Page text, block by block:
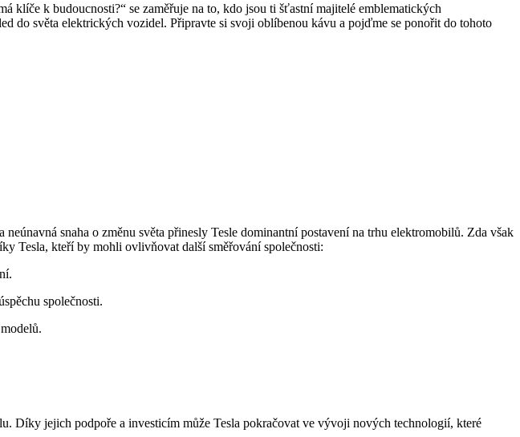
k budoucnosti?“ se zaměřuje na to, kdo jsou ti šťastní majitelé emblematických
do světa elektrických vozidel. Připravte si svoji oblíbenou kávu a pojďme se ponořit do tohoto
snaha o změnu světa přinesly Tesle dominantní postavení na trhu elektromobilů. Zda však
Tesla, kteří by mohli ovlivňovat další směřování společnosti:
společnosti.
Díky jejich podpoře a investicím může Tesla pokračovat ve vývoji nových technologií, které